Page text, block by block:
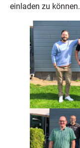
einladen zu können.